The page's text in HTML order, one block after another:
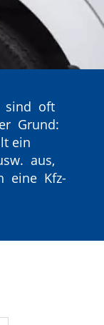
sind oft
Grund:
ein
aus,
eine Kfz-